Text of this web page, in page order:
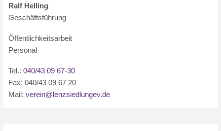
Ralf Helling
Geschäftsführung
Öffentlichkeitsarbeit
Personal
Tel.:040/43 09 67-30
Fax: 040/43 09 67 20
Mail:verein@lenzsiedlungev.de